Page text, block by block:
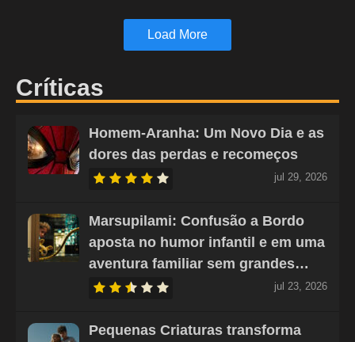
Load More
Críticas
Homem-Aranha: Um Novo Dia e as
dores das perdas e recomeços
jul 29, 2026
Marsupilami: Confusão a Bordo
aposta no humor infantil e em uma
aventura familiar sem grandes…
jul 23, 2026
Pequenas Criaturas transforma